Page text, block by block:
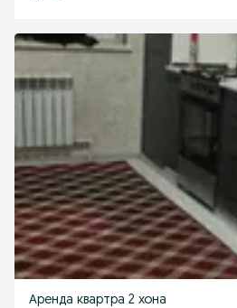
Аренда квартра 2 хона